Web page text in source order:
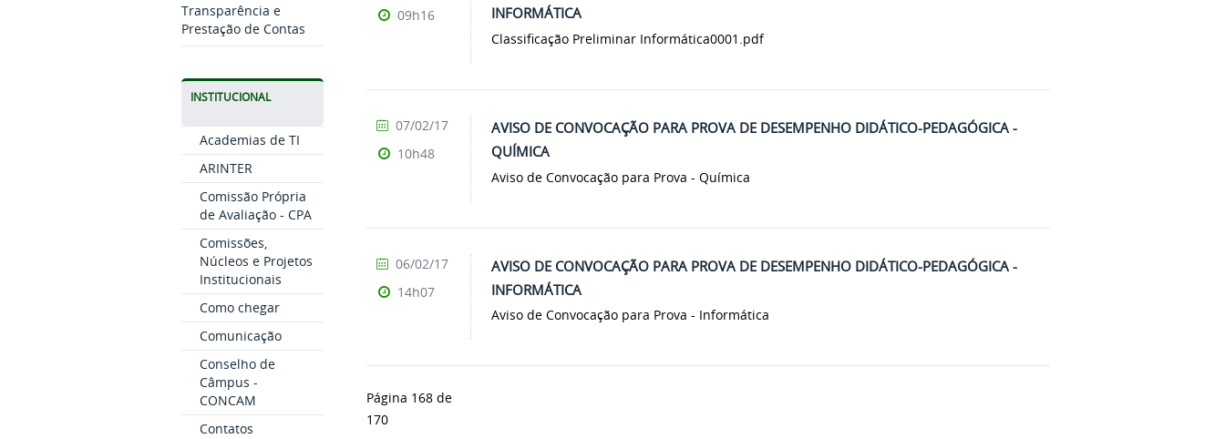
Transparência e
Prestação de Contas
INSTITUCIONAL
Academias de TI
ARINTER
Comissão Própria
de Avaliação - CPA
Comissões,
Núcleos e Projetos
Institucionais
Como chegar
Comunicação
Conselho de
Câmpus -
CONCAM
Contatos
INFORMÁTICA
Classificação Preliminar Informática0001.pdf
09h16
AVISO DE CONVOCAÇÃO PARA PROVA DE DESEMPENHO DIDÁTICO-PEDAGÓGICA -
QUÍMICA
Aviso de Convocação para Prova - Química
07/02/17
10h48
AVISO DE CONVOCAÇÃO PARA PROVA DE DESEMPENHO DIDÁTICO-PEDAGÓGICA -
INFORMÁTICA
Aviso de Convocação para Prova - Informática
06/02/17
14h07
Página 168 de
170